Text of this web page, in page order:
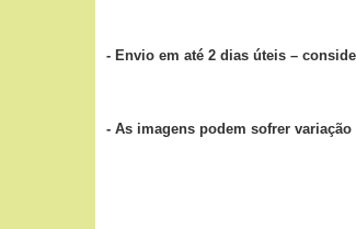
- Envio em até 2 dias úteis –
- As imagens podem sofrer